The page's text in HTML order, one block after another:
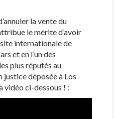
la vente du
le mérite d’avoir
internationale de
et en l’un des
plus réputés au
justice déposée à Los
vidéo ci-dessous ! :